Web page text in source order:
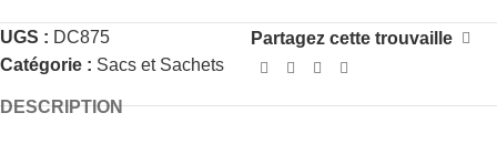
UGS : DC875
Catégorie : Sacs et Sachets
Partagez cette trouvaille
DESCRIPTION